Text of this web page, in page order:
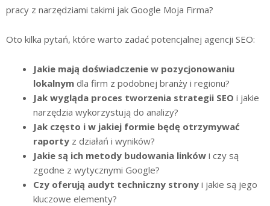
pracy z narzędziami takimi jak Google Moja Firma?
Oto kilka pytań, które warto zadać potencjalnej agencji SEO:
Jakie mają doświadczenie w pozycjonowaniu
lokalnym dla firm z podobnej branży i regionu?
Jak wygląda proces tworzenia strategii SEO i jakie
narzędzia wykorzystują do analizy?
Jak często i w jakiej formie będę otrzymywać
raporty z działań i wyników?
Jakie są ich metody budowania linków i czy są
zgodne z wytycznymi Google?
Czy oferują audyt techniczny strony i jakie są jego
kluczowe elementy?